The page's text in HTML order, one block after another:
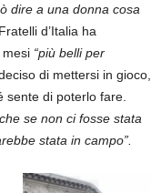
dire a una donna cosa
d’Italia ha
“più belli per
di mettersi in gioco,
sente di poterlo fare.
se non ci fosse stata
stata in campo”.